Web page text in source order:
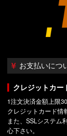
お支払いにつ
クレジットカ
1注文決済金額上限
クレジットカード情
また、SSLシステム
心下さい。